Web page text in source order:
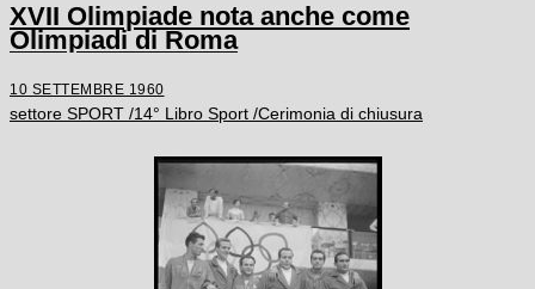
XVII Olimpiade nota anche come
Olimpiadi di Roma
10 SETTEMBRE 1960
settore SPORT /14° Libro Sport /Cerimonia di chiusura